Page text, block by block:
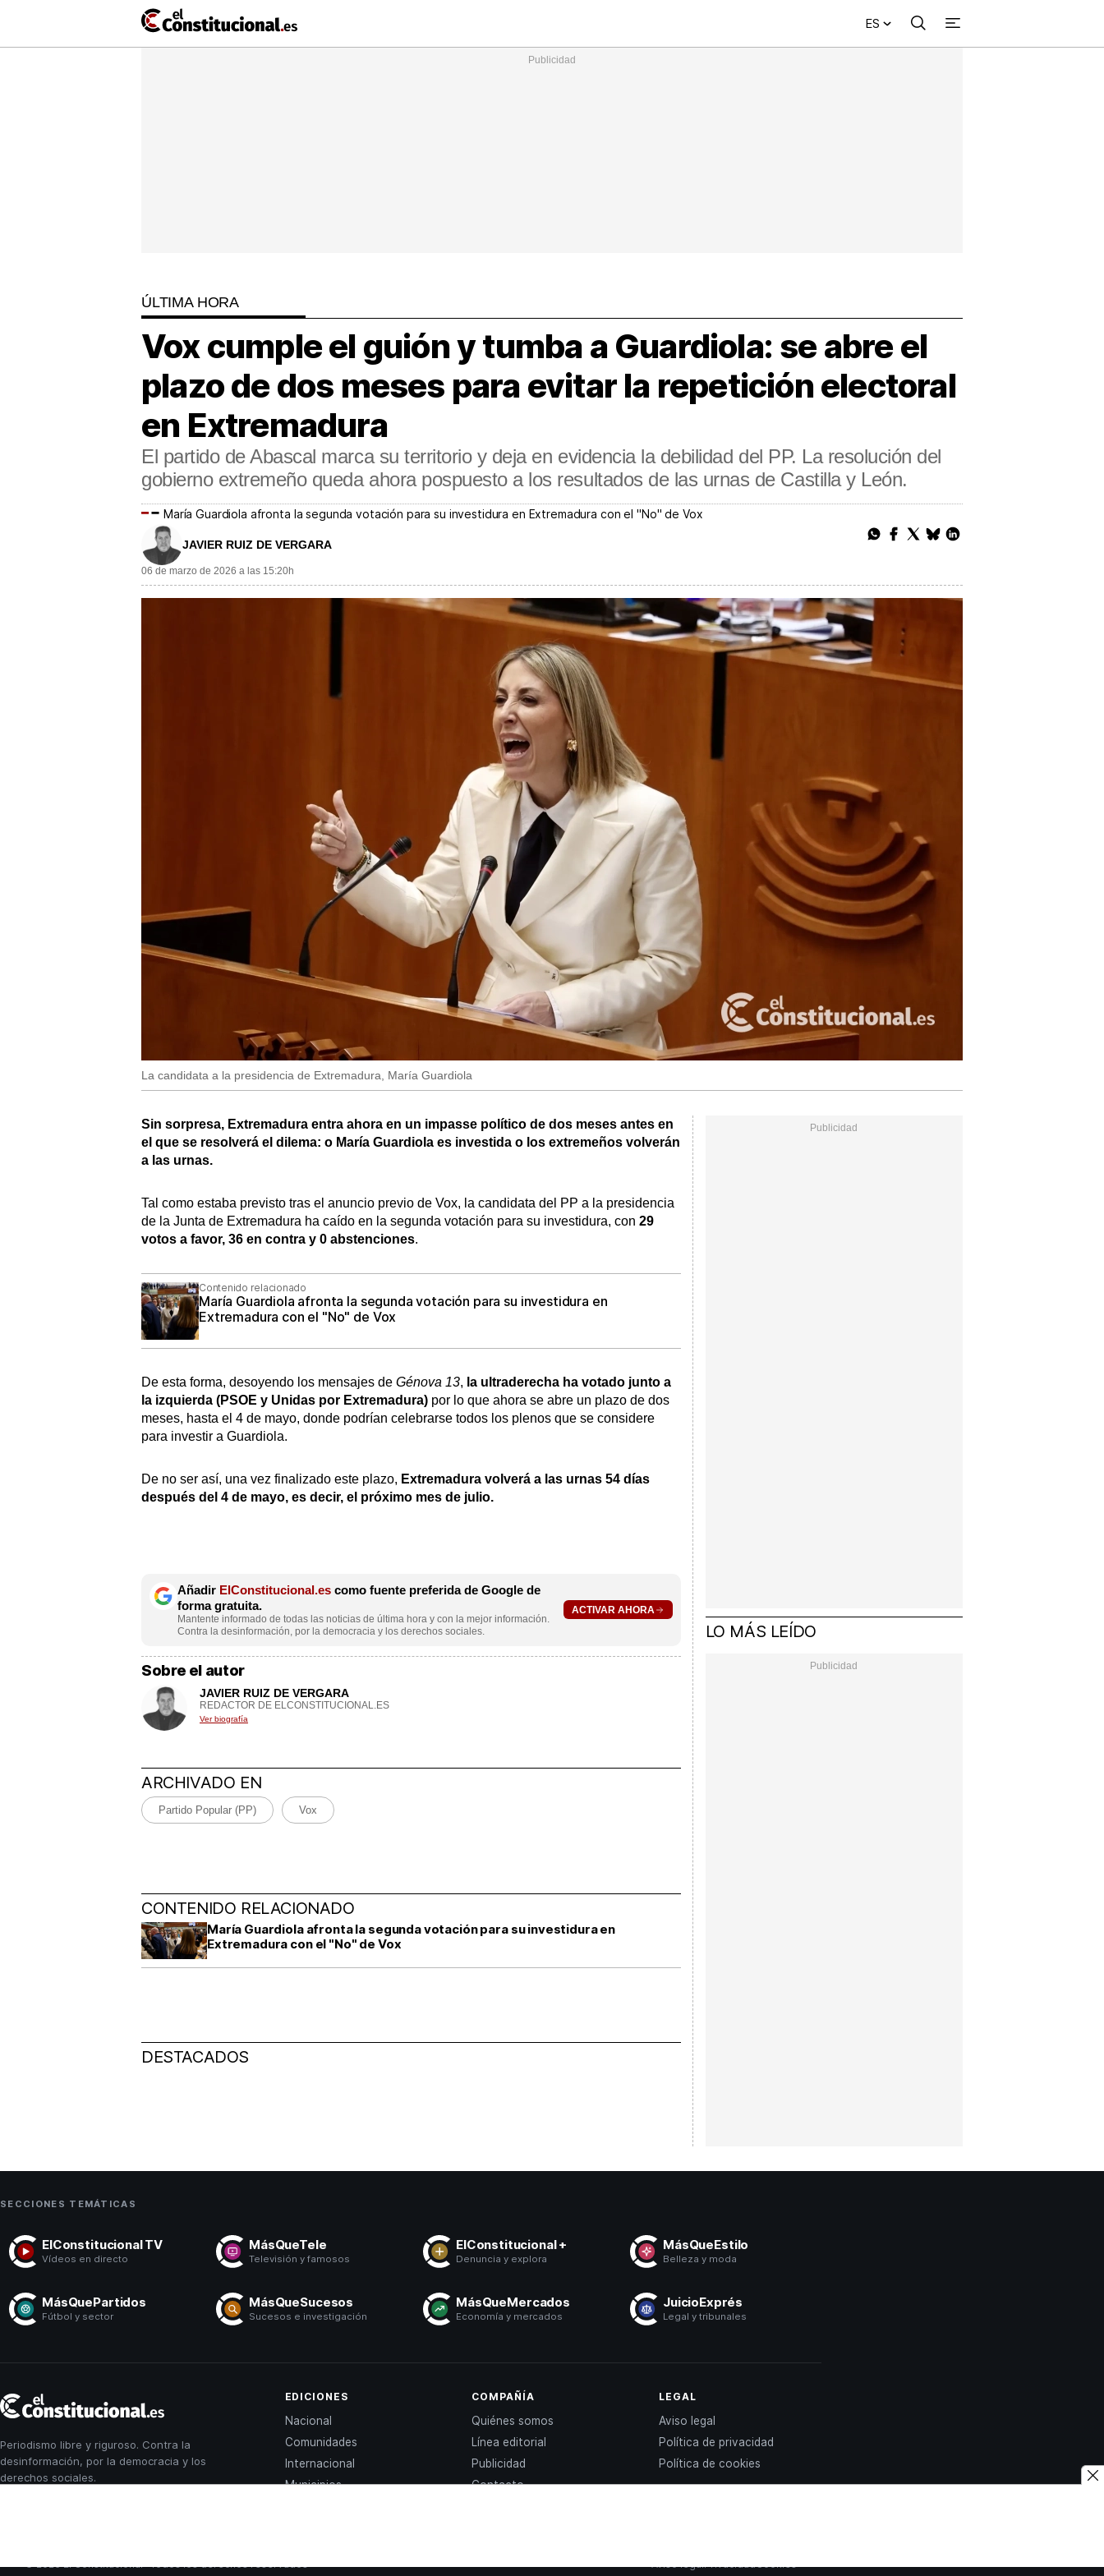
Nacional
ES Buscar
ÚLTIMA HORA
Vox cumple el guión y tumba a Guardiola: se abre el
plazo de dos meses para evitar la repetición electoral
en Extremadura
El partido de Abascal marca su territorio y deja en evidencia la debilidad del PP. La resolución del
gobierno extremeño queda ahora pospuesto a los resultados de las urnas de Castilla y León.
María Guardiola afronta la segunda votación para su investidura en Extremadura con el "No" de Vox
JAVIER RUIZ DE VERGARA
06 de marzo de 2026 a las 15:20h
La candidata a la presidencia de Extremadura, María Guardiola
Sin sorpresa, Extremadura entra ahora en un impasse político de dos meses antes en
el que se resolverá el dilema: o María Guardiola es investida o los extremeños volverán
a las urnas.
Tal como estaba previsto tras el anuncio previo de Vox, la candidata del PP a la presidencia
de la Junta de Extremadura ha caído en la segunda votación para su investidura, con 29
votos a favor, 36 en contra y 0 abstenciones.
Contenido relacionado
María Guardiola afronta la segunda votación para su investidura en
Extremadura con el "No" de Vox
De esta forma, desoyendo los mensajes de Génova 13, la ultraderecha ha votado junto a
la izquierda (PSOE y Unidas por Extremadura) por lo que ahora se abre un plazo de dos
meses, hasta el 4 de mayo, donde podrían celebrarse todos los plenos que se considere
para investir a Guardiola.
De no ser así, una vez finalizado este plazo, Extremadura volverá a las urnas 54 días
después del 4 de mayo, es decir, el próximo mes de julio.
Añadir ElConstitucional.es como fuente preferida de Google de
forma gratuita.
Mantente informado de todas las noticias de última hora y con la mejor información.
Contra la desinformación, por la democracia y los derechos sociales.
ACTIVAR AHORA
Sobre el autor
JAVIER RUIZ DE VERGARA
REDACTOR DE ELCONSTITUCIONAL.ES
Ver biografía
ARCHIVADO EN
Partido Popular (PP) Vox
CONTENIDO RELACIONADO
María Guardiola afronta la segunda votación para su investidura en
Extremadura con el "No" de Vox
DESTACADOS
LO MÁS LEÍDO
SECCIONES TEMÁTICAS
ElConstitucional TV
Vídeos en directo
MásQueTele
Televisión y famosos
ElConstitucional +
Denuncia y explora
MásQueEstilo
Belleza y moda
MásQuePartidos
Fútbol y sector
MásQueSucesos
Sucesos e investigación
MásQueMercados
Economía y mercados
JuicioExprés
Legal y tribunales
Constitucional
Periodismo libre y riguroso. Contra la
desinformación, por la democracia y los
derechos sociales.
EDICIONES
Nacional
Comunidades
Internacional
Municipios
COMPAÑÍA
Quiénes somos
Línea editorial
Publicidad
Contacto
LEGAL
Aviso legal
Política de privacidad
Política de cookies
© 2026 El Constitucional · Todos los derechos reservados Aviso legalPrivacidadCookies